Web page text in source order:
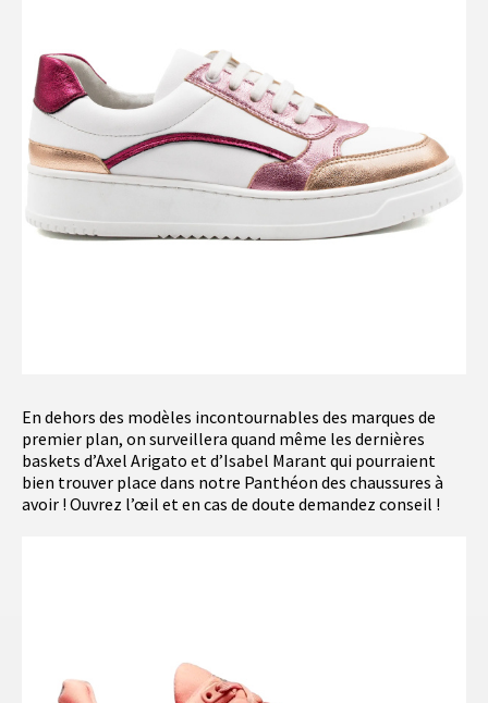
En dehors des modèles incontournables des marques de
premier plan, on surveillera quand même les dernières
baskets d’Axel Arigato et d’Isabel Marant qui pourraient
bien trouver place dans notre Panthéon des chaussures à
avoir ! Ouvrez l’œil et en cas de doute demandez conseil !